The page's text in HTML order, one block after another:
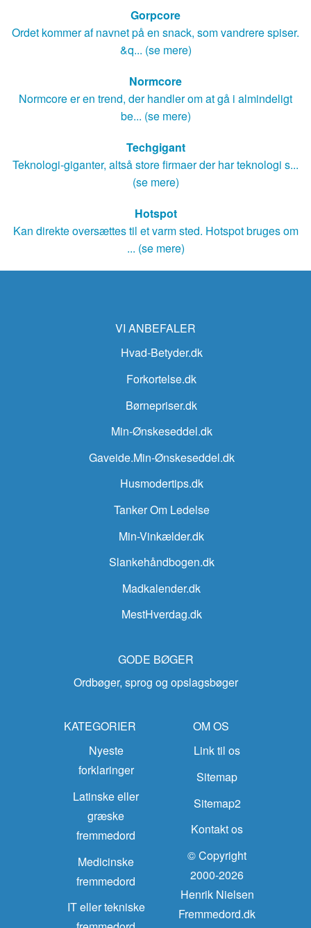
Gorpcore
Ordet kommer af navnet på en snack, som vandrere spiser.
&q... (se mere)
Normcore
Normcore er en trend, der handler om at gå i almindeligt
be... (se mere)
Techgigant
Teknologi-giganter, altså store firmaer der har teknologi s...
(se mere)
Hotspot
Kan direkte oversættes til et varm sted. Hotspot bruges om
... (se mere)
VI ANBEFALER
Hvad-Betyder.dk
Forkortelse.dk
Børnepriser.dk
Min-Ønskeseddel.dk
Gaveide.Min-Ønskeseddel.dk
Husmodertips.dk
Tanker Om Ledelse
Min-Vinkælder.dk
Slankehåndbogen.dk
Madkalender.dk
MestHverdag.dk
GODE BØGER
Ordbøger, sprog og opslagsbøger
KATEGORIER
Nyeste
forklaringer
Latinske eller
græske
fremmedord
Medicinske
fremmedord
IT eller tekniske
OM OS
Link til os
Sitemap
Sitemap2
Kontakt os
© Copyright
2000-2026
Henrik Nielsen
Fremmedord.dk